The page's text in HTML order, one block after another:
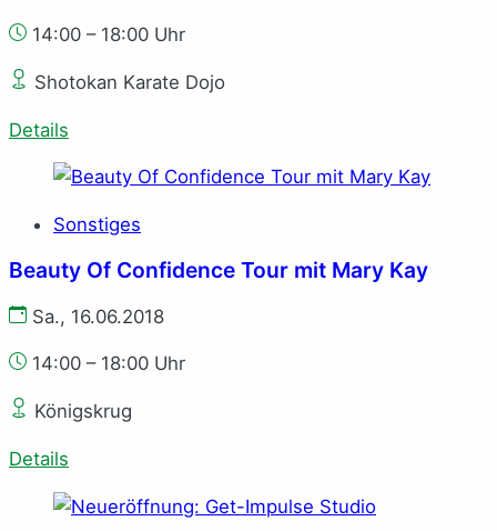
14:00 – 18:00 Uhr
Shotokan Karate Dojo
Details
Sonstiges
Beauty Of Confidence Tour mit Mary Kay
Sa., 16.06.2018
14:00 – 18:00 Uhr
Königskrug
Details